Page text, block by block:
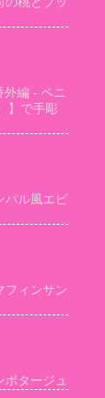
外編 - ペニ
】で手彫
パル風エビ
フィンサン
ポタージュ